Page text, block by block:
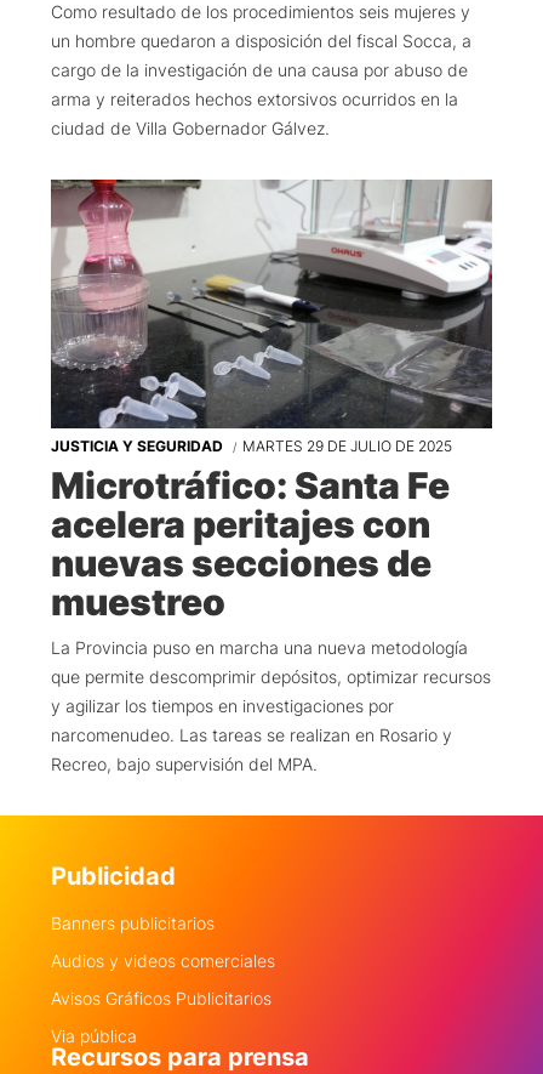
Como resultado de los procedimientos seis mujeres y
un hombre quedaron a disposición del fiscal Socca, a
cargo de la investigación de una causa por abuso de
arma y reiterados hechos extorsivos ocurridos en la
ciudad de Villa Gobernador Gálvez.
JUSTICIA Y SEGURIDAD MARTES 29 DE JULIO DE 2025
Microtráfico: Santa Fe
acelera peritajes con
nuevas secciones de
muestreo
La Provincia puso en marcha una nueva metodología
que permite descomprimir depósitos, optimizar recursos
y agilizar los tiempos en investigaciones por
narcomenudeo. Las tareas se realizan en Rosario y
Recreo, bajo supervisión del MPA.
Publicidad
Banners publicitarios
Audios y videos comerciales
Avisos Gráficos Publicitarios
Via pública
Recursos para prensa